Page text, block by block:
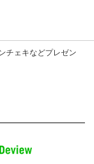
チェキなどプレゼン